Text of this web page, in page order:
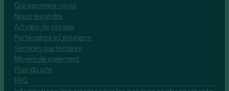
Qui sommes-nous
Nous rejoindre
Articles de presse
Partenaires et soutiens
Services partenaires
Moyen de paiement
Plan du site
FAQ